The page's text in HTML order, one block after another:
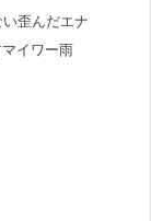
歪んだエナ
マイワー雨